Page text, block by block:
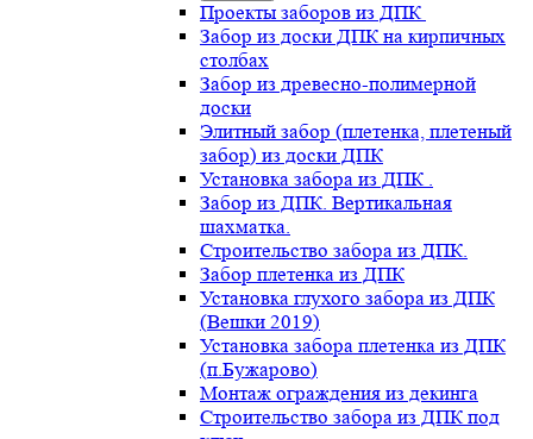
Проекты заборов из ДПК
Забор из доски ДПК на кирпичных
столбах
Забор из древесно-полимерной
доски
Элитный забор (плетенка, плетеный
забор) из доски ДПК
Установка забора из ДПК .
Забор из ДПК. Вертикальная
шахматка.
Строительство забора из ДПК.
Забор плетенка из ДПК
Установка глухого забора из ДПК
(Вешки 2019)
Установка забора плетенка из ДПК
(п.Бужарово)
Монтаж ограждения из декинга
Строительство забора из ДПК под